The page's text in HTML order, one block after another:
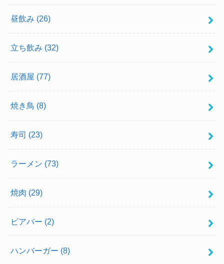
昼飲み (26)
立ち飲み (32)
居酒屋 (77)
焼き鳥 (8)
寿司 (23)
ラーメン (73)
焼肉 (29)
ビアバー (2)
ハンバーガー (8)